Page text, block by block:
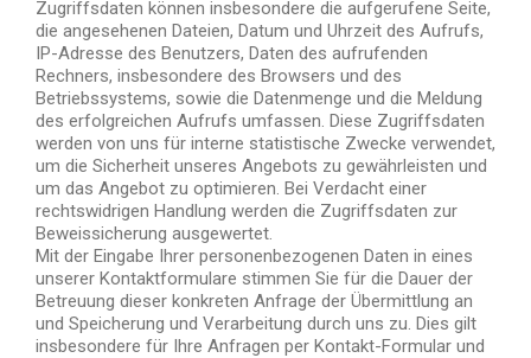
Zugriffsdaten können insbesondere die aufgerufene Seite,
die angesehenen Dateien, Datum und Uhrzeit des Aufrufs,
IP-Adresse des Benutzers, Daten des aufrufenden
Rechners, insbesondere des Browsers und des
Betriebssystems, sowie die Datenmenge und die Meldung
des erfolgreichen Aufrufs umfassen. Diese Zugriffsdaten
werden von uns für interne statistische Zwecke verwendet,
um die Sicherheit unseres Angebots zu gewährleisten und
um das Angebot zu optimieren. Bei Verdacht einer
rechtswidrigen Handlung werden die Zugriffsdaten zur
Beweissicherung ausgewertet.
Mit der Eingabe Ihrer personenbezogenen Daten in eines
unserer Kontaktformulare stimmen Sie für die Dauer der
Betreuung dieser konkreten Anfrage der Übermittlung an
und Speicherung und Verarbeitung durch uns zu. Dies gilt
insbesondere für Ihre Anfragen per Kontakt-Formular und